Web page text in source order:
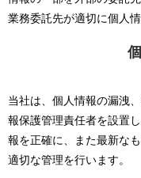
業務委託先が適切に個人
当社は、個人情報の漏洩
報保護管理責任者を設置
報を正確に、また最新な
適切な管理を行います。